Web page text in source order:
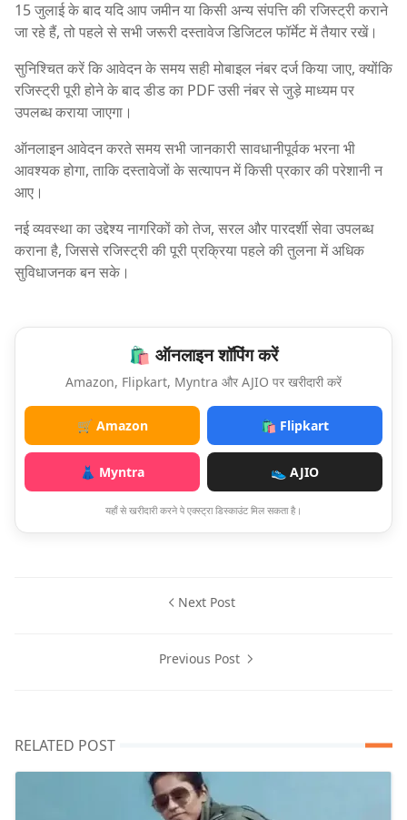
15 जुलाई के बाद यदि आप जमीन या किसी अन्य संपत्ति की रजिस्ट्री कराने
जा रहे हैं, तो पहले से सभी जरूरी दस्तावेज डिजिटल फॉर्मेट में तैयार रखें।
सुनिश्चित करें कि आवेदन के समय सही मोबाइल नंबर दर्ज किया जाए, क्योंकि
रजिस्ट्री पूरी होने के बाद डीड का PDF उसी नंबर से जुड़े माध्यम पर
उपलब्ध कराया जाएगा।
ऑनलाइन आवेदन करते समय सभी जानकारी सावधानीपूर्वक भरना भी
आवश्यक होगा, ताकि दस्तावेजों के सत्यापन में किसी प्रकार की परेशानी न
आए।
नई व्यवस्था का उद्देश्य नागरिकों को तेज, सरल और पारदर्शी सेवा उपलब्ध
कराना है, जिससे रजिस्ट्री की पूरी प्रक्रिया पहले की तुलना में अधिक
सुविधाजनक बन सके।
🛍️ ऑनलाइन शॉपिंग करें
Amazon, Flipkart, Myntra और AJIO पर खरीदारी करें
🛒 Amazon 🛍️ Flipkart
👗 Myntra 👟 AJIO
यहाँ से खरीदारी करने पे एक्स्ट्रा डिस्काउंट मिल सकता है।
Next Post
Previous Post
RELATED POST